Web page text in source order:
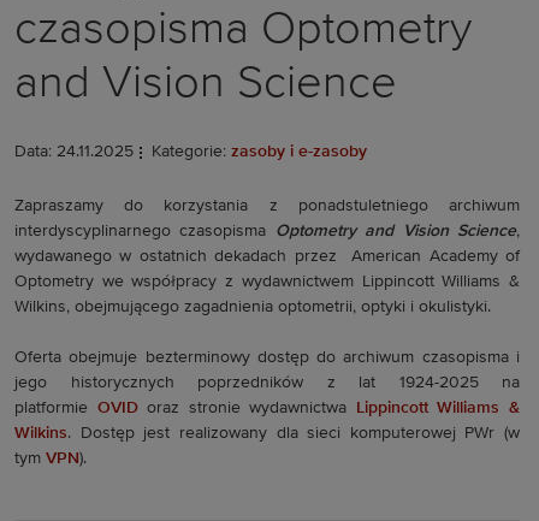
czasopisma Optometry
and Vision Science
Data: 24.11.2025 Kategorie: zasoby i e-zasoby
Zapraszamy do korzystania z ponadstuletniego archiwum
interdyscyplinarnego czasopisma Optometry and Vision Science,
wydawanego w ostatnich dekadach przez American Academy of
Optometry we współpracy z wydawnictwem Lippincott Williams &
Wilkins, obejmującego zagadnienia optometrii, optyki i okulistyki.
Oferta obejmuje bezterminowy dostęp do archiwum czasopisma i
jego historycznych poprzedników z lat 1924-2025 na
platformie OVIDoraz stronie wydawnictwa
Lippincott Williams &
Wilkins. Dostęp jest realizowany dla sieci komputerowej PWr (w
tym VPN).